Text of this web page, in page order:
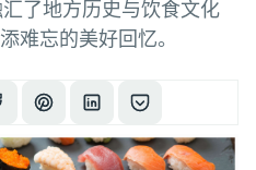
了地方历史与饮食文化
难忘的美好回忆。